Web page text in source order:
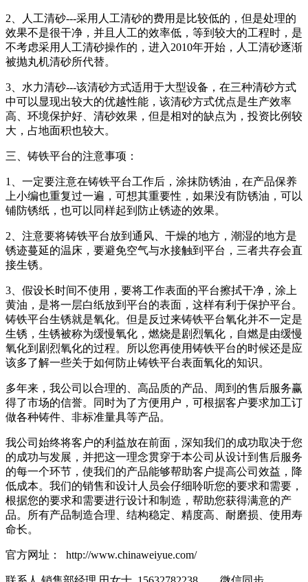
2、人工清砂---采用人工清砂的费用是比较低的，但是处理的
效果不是很干净，并且人工的效率低，等到较大的工程时，是
不考虑采用人工清砂操作的，进入2010年开始，人工清砂逐渐
被抛丸机清砂所代替。
3、水力清砂---该清砂方式适用于大型设备，在三种清砂方式
中可以显现出较大的优越性能，该清砂方式优点是生产效率
高、环境保护好、清砂效果，但是相对的缺点为，投资比例较
大，占地面积也较大。
三、铸铁平台的注意事项：
1、一定要注意在铸铁平台工作后，涂抹防锈油，在产品保养
上小编也重复过一遍，可想其重要性，如果没有防锈油，可以
铺防锈纸，也可以同样起到防止锈迹的效果。
2、注意要将铸铁平台放到通风、干燥的地方，潮湿的地方是
锈迹蔓延的温床，要避免空气与水接触到平台，三者共存会直
接生锈。
3、假设长时间不使用，要将工作表面的平台擦拭干净，涂上
黄油，是将一层白纸放到平台的表面，这样有利于保护平台。
铸铁平台生锈就是氧化。但是反过来铸铁平台氧化并不一定是
生锈，生锈被称为缓慢氧化，燃烧是剧烈氧化，自燃是由缓慢
氧化到剧烈氧化的过程。所以您再使用铸铁平台的时候还是应
该多了解一些关于如何防止铸铁平台表面氧化的知识。
多年来，我公司以合理的、高品质的产品、周到的售后服务赢
得了市场的信誉。同时为了方便用户，可根据客户要求加工订
做各种铸件、非标准量具等产品。
我公司始终将客户的利益放在前面，深知我们的成功取决于您
的成功与发展，并把这一理念贯穿于本公司从设计到售后服务
的每一个环节，使我们的产品能够帮助客户提高公司效益，降
低成本。我们的销售和设计人员会仔细聆听您的要求和需要，
根据您的要求和需要进行设计和制造，帮助您获得满意的产
品。所有产品制造合理、结构稳定、精度高、耐磨损、使用寿
命长。
官方网址： http://www.chinaweiyue.com/